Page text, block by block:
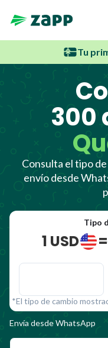
Tu
300
Consulta el tipo
envío desde
Tipo
1 USD =
*El tipo de cambio
Envía desde WhatsApp